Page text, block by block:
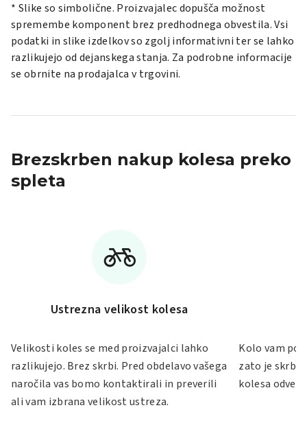
* Slike so simbolične. Proizvajalec dopušča možnost
spremembe komponent brez predhodnega obvestila. Vsi
podatki in slike izdelkov so zgolj informativni ter se lahko
razlikujejo od dejanskega stanja. Za podrobne informacije
se obrnite na prodajalca v trgovini.
Brezskrben nakup kolesa preko
spleta
Ustrezna velikost kolesa
Velikosti koles se med proizvajalci lahko
razlikujejo. Brez skrbi. Pred obdelavo vašega
naročila vas bomo kontaktirali in preverili
ali vam izbrana velikost ustreza.
Kolo vam po
zato je skrb
kolesa odveč.